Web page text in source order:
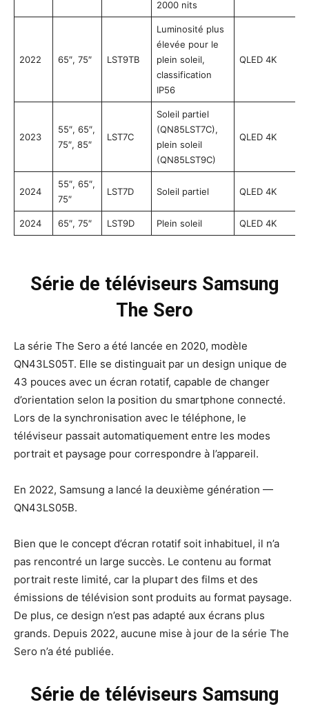
2000 nits
2022 65″, 75″ LST9TB
Luminosité plus
élevée pour le
plein soleil,
classification
IP56
QLED 4K
2023
55″, 65″,
75″, 85″
LST7C
Soleil partiel
(QN85LST7C),
plein soleil
(QN85LST9C)
QLED 4K
2024
55″, 65″,
75″
LST7D Soleil partiel QLED 4K
2024 65″, 75″ LST9D Plein soleil QLED 4K
Série de téléviseurs Samsung
The Sero
La série The Sero a été lancée en 2020, modèle
QN43LS05T. Elle se distinguait par un design unique de
43 pouces avec un écran rotatif, capable de changer
d’orientation selon la position du smartphone connecté.
Lors de la synchronisation avec le téléphone, le
téléviseur passait automatiquement entre les modes
portrait et paysage pour correspondre à l’appareil.
En 2022, Samsung a lancé la deuxième génération —
QN43LS05B.
Bien que le concept d’écran rotatif soit inhabituel, il n’a
pas rencontré un large succès. Le contenu au format
portrait reste limité, car la plupart des films et des
émissions de télévision sont produits au format paysage.
De plus, ce design n’est pas adapté aux écrans plus
grands. Depuis 2022, aucune mise à jour de la série The
Sero n’a été publiée.
Série de téléviseurs Samsung